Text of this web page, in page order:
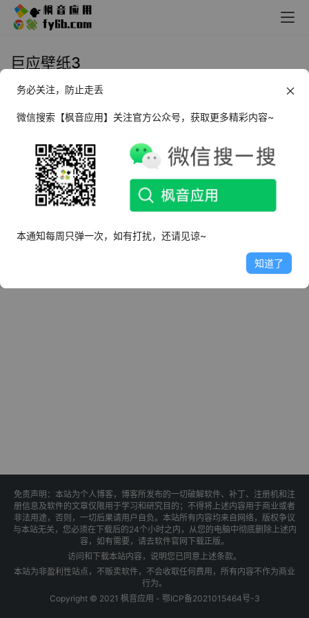
巨应壁纸3
Windows 巨应壁纸 LiveWallpaper
3_v3.0.16 测试版
2024年4月16日
免责声明：本站为个人博客，博客所发布的一切破解软件、补丁、注册机和注
册信息及软件的文章仅限用于学习和研究目的；不得将上述内容用于商业或者
非法用途，否则，一切后果请用户自负。本站所有内容均来自网络，版权争议
与本站无关，您必须在下载后的24个小时之内，从您的电脑中彻底删除上述内
容，如有需要，请去软件官网下载正版。
访问和下载本站内容，说明您已同意上述条款。
本站为非盈利性站点，不贩卖软件，不会收取任何费用，所有内容不作为商业
行为。
Copyright © 2021 枫音应用 - 鄂ICP备2021015464号-3
务必关注，防止走丢
微信搜索【枫音应用】关注官方公众号，获取更多精彩内容~
本通知每周只弹一次，如有打扰，还请见谅~
知道了